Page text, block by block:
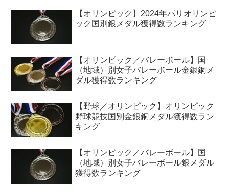
【オリンピック】2024年パリオリンピ
ック国別銀メダル獲得数ランキング
【オリンピック／バレーボール】国
（地域）別女子バレーボール金銀銅メ
ダル獲得数ランキング
【野球／オリンピック】オリンピック
野球競技国別金銀銅メダル獲得数ラン
キング
【オリンピック／バレーボール】国
（地域）別女子バレーボール銀メダル
獲得数ランキング